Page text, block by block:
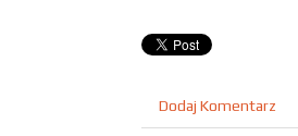
Dodaj Komentarz